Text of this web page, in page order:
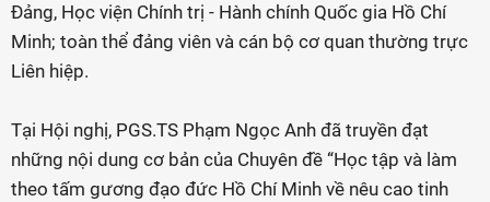
Đảng, Học viện Chính trị - Hành chính Quốc gia Hồ Chí
Minh; toàn thể đảng viên và cán bộ cơ quan thường trực
Liên hiệp.
Tại Hội nghị, PGS.TS Phạm Ngọc Anh đã truyền đạt
những nội dung cơ bản của Chuyên đề “Học tập và làm
theo tấm gương đạo đức Hồ Chí Minh về nêu cao tinh